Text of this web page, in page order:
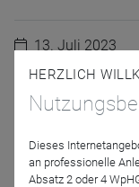
13. Juli 2023
Unsere Research
Goldman Sachs
einige unserer
HERZLICH
Dieses
an professionelle
Absatz 2 oder 4